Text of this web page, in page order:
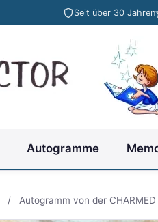
Seit über 30 Jahren
Autogramme
/ Autogramm von der CHARMED